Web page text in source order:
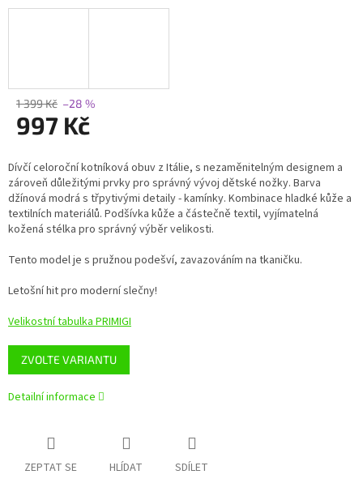
1 399 Kč –28 %
997 Kč
cena:
ZVOLTE VARIANTU
Dívčí celoroční kotníková obuv z Itálie, s nezaměnitelným designem a
zároveň důležitými prvky pro správný vývoj dětské nožky. Barva
džínová modrá s třpytivými detaily - kamínky. Kombinace hladké kůže a
textilních materiálů. Podšívka kůže a částečně textil, vyjímatelná
kožená stélka pro správný výběr velikosti.
Tento model je s pružnou podešví, zavazováním na tkaničku.
Letošní hit pro moderní slečny!
Velikostní tabulka PRIMIGI
Detailní informace
ZEPTAT SE HLÍDAT SDÍLET